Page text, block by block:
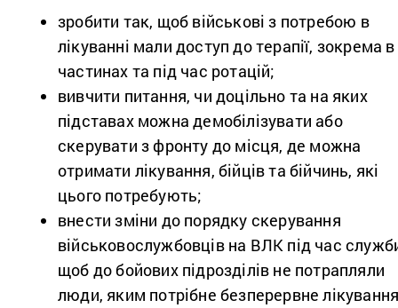
зробити так, щоб військові з потребою в
лікуванні мали доступ до терапії, зокрема в
частинах та під час ротацій;
вивчити питання, чи доцільно та на яких
підставах можна демобілізувати або
скерувати з фронту до місця, де можна
отримати лікування, бійців та бійчинь, які
цього потребують;
внести зміни до порядку скерування
військовослужбовців на ВЛК під час
щоб до бойових підрозділів не потрапляли
люди, яким потрібне безперервне